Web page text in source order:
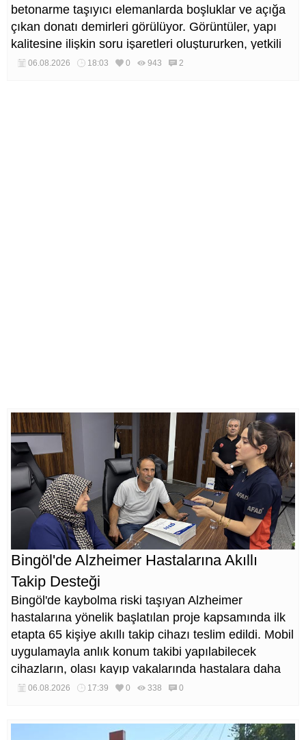
betonarme taşıyıcı elemanlarda boşluklar ve açığa
çıkan donatı demirleri görülüyor. Görüntüler, yapı
kalitesine ilişkin soru işaretleri oluştururken, yetkili
kurumların teknik inceleme yapması çağrısı yapıldı.
06.08.2026 18:03 0 943 2
Bingöl'de Alzheimer Hastalarına Akıllı
Takip Desteği
Bingöl'de kaybolma riski taşıyan Alzheimer
hastalarına yönelik başlatılan proje kapsamında ilk
etapta 65 kişiye akıllı takip cihazı teslim edildi. Mobil
uygulamayla anlık konum takibi yapılabilecek
cihazların, olası kayıp vakalarında hastalara daha
kısa sürede ulaşılmasını sağlaması hedefleniyor.
06.08.2026 17:39 0 338 0